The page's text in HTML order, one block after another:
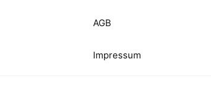
AGB
Impressum